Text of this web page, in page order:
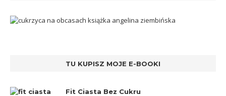
TU KUPISZ MOJE E-BOOKI
Fit Ciasta Bez Cukru